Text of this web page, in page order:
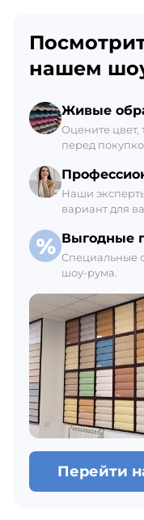
Ежедневно с 8:00
В наличии 11 шт.
Склад Гатчина
+7 (812) 309-42-27, доб.
Ежедневно с 8:00
В наличии 6 шт.
нашем
Живые
Оцените цвет,
перед
Наши
вариант для
Выгодные
Специальные
шоу-рума.
Перейти